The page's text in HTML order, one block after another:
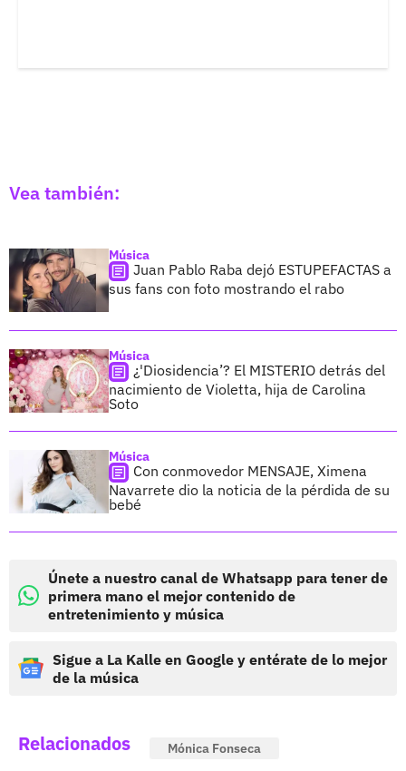
Vea también:
Música
Juan Pablo Raba dejó ESTUPEFACTAS a
sus fans con foto mostrando el rabo
Música
¿'Diosidencia’? El MISTERIO detrás del
nacimiento de Violetta, hija de Carolina
Soto
Música
Con conmovedor MENSAJE, Ximena
Navarrete dio la noticia de la pérdida de su
bebé
Únete a nuestro canal de Whatsapp para tener de
primera mano el mejor contenido de
entretenimiento y música
Sigue a La Kalle en Google y entérate de lo mejor
de la música
Relacionados Mónica Fonseca